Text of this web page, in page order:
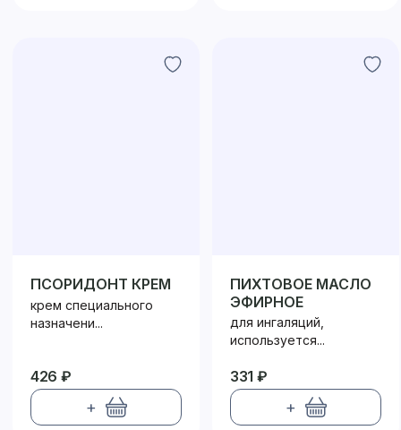
ПСОРИДОНТ КРЕМ
крем специального
назначени...
426 ₽
+
ПИХТОВОЕ МАСЛО
ЭФИРНОЕ
для ингаляций,
используется...
331 ₽
+